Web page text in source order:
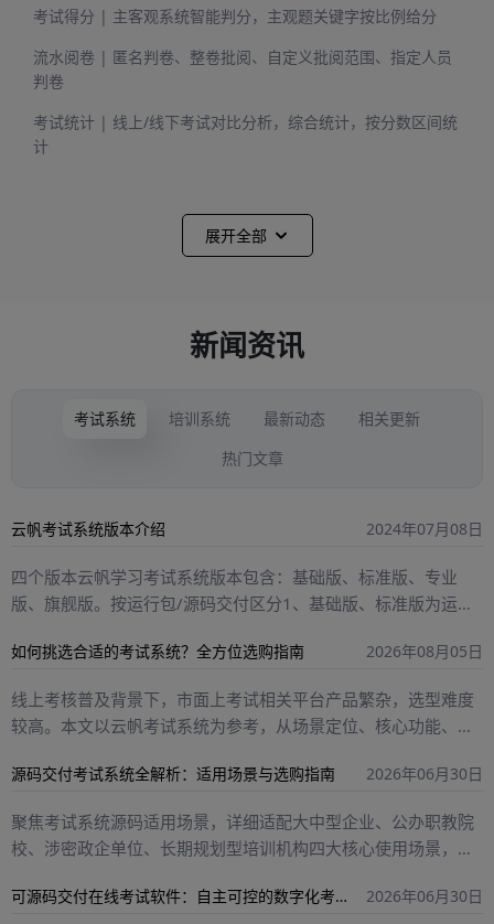
考试得分 | 主客观系统智能判分，主观题关键字按比例给分
流水阅卷 | 匿名判卷、整卷批阅、自定义批阅范围、指定人员
判卷
考试统计 | 线上/线下考试对比分析，综合统计，按分数区间统
计
展开全部
新闻资讯
考试系统 培训系统 最新动态
相关更新
热门文章
云帆考试系统版本介绍 2024年07月08日
四个版本云帆学习考试系统版本包含：基础版、标准版、专业
版、旗舰版。按运行包/源码交付区分1、基础版、标准版为运行
统功能已经完全满足您的需求或者没...
如何挑选合适的考试系统？全方位选购指南 2026年08月05日
线上考核普及背景下，市面上考试相关平台产品繁杂，选型难度
较高。本文以云帆考试系统为参考，从场景定位、核心功能、安
考试系统、考试软件、在线考试系统、企业考试系统的选购方
区，筛选出适配自身需求、稳定安全、高性价比的线上考核平
台，为常态化数字化考核落地提供实用参考。
源码交付考试系统全解析：适用场景与选购指南 2026年06月30日
聚焦考试系统源码适用场景，详细适配大中型企业、公办职教院
校、涉密政企单位、长期规划型培训机构四大核心使用场景，明
因。同时针对行业采购痛点，解答如何选择源码考试系统，从源
可源码交付在线考试软件：自主可控的数字化考核解决方案 2026年06月30日